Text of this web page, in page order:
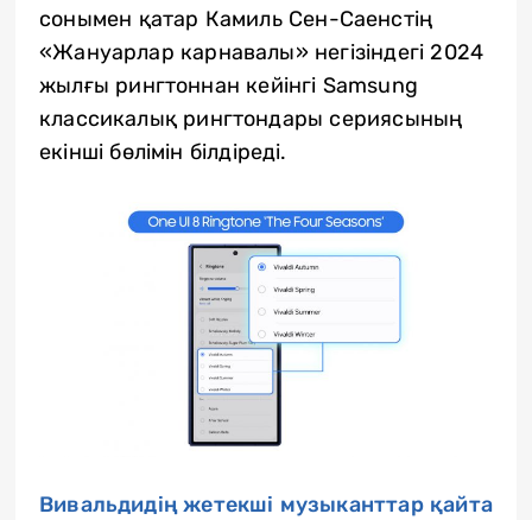
сонымен қатар Камиль Сен-Саенстің
«Жануарлар карнавалы» негізіндегі 2024
жылғы рингтоннан кейінгі Samsung
классикалық рингтондары сериясының
екінші бөлімін білдіреді.
Вивальдидің жетекші музыканттар қайта